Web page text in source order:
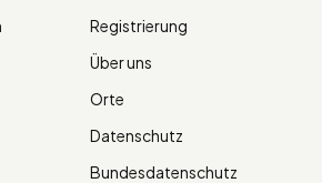
Registrierung
Über uns
Orte
Datenschutz
Bundesdatenschutz